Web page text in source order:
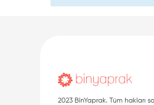
2023 BinYaprak. Tüm hakları